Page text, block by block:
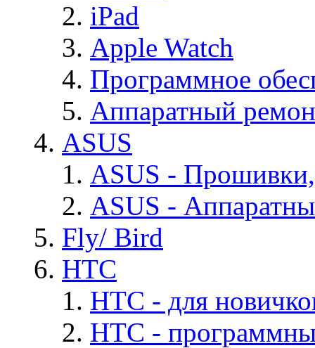
iPad
Apple Watch
Программное
Аппаратный
ASUS
ASUS -
ASUS -
Fly/ Bird
HTC
HTC - для
HTC -